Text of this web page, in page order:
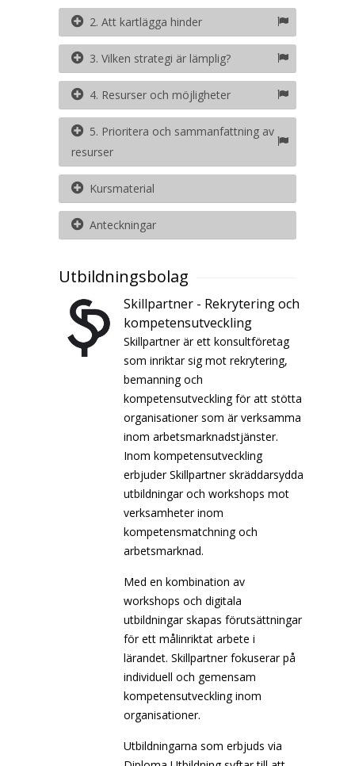
2. Att kartlägga hinder
3. Vilken strategi är lämplig?
4. Resurser och möjligheter
5. Prioritera och sammanfattning av
resurser
Kursmaterial
Anteckningar
Utbildningsbolag
Skillpartner - Rekrytering och
kompetensutveckling
Skillpartner är ett konsultföretag
som inriktar sig mot rekrytering,
bemanning och
kompetensutveckling för att stötta
organisationer som är verksamma
inom arbetsmarknadstjänster.
Inom kompetensutveckling
erbjuder Skillpartner skräddarsydda
utbildningar och workshops mot
verksamheter inom
kompetensmatchning och
arbetsmarknad.
Med en kombination av
workshops och digitala
utbildningar skapas förutsättningar
för ett målinriktat arbete i
lärandet. Skillpartner fokuserar på
individuell och gemensam
kompetensutveckling inom
organisationer.
Utbildningarna som erbjuds via